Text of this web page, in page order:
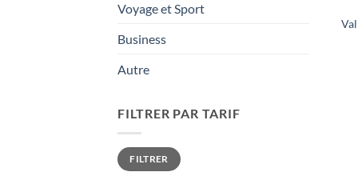
Voyage et Sport
Business
Autre
FILTRER PAR TARIF
Prix
min
Prix
maxFILTRER